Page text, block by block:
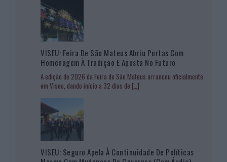
VISEU: Feira De São Mateus Abriu Portas Com
Homenagem À Tradição E Aposta No Futuro
A edição de 2026 da Feira de São Mateus arrancou oficialmente
em Viseu, dando início a 32 dias de […]
VISEU: Seguro Apela À Continuidade De Políticas